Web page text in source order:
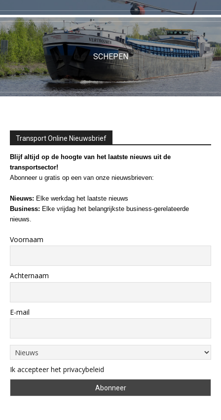
SCHEPEN
Transport Online Nieuwsbrief
Blijf altijd op de hoogte van het laatste nieuws uit de
transportsector!
Abonneer u gratis op een van onze nieuwsbrieven:
Nieuws: Elke werkdag het laatste nieuws
Business: Elke vrijdag het belangrijkste business-gerelateerde
nieuws.
Voornaam
Achternaam
E-mail
Ik accepteer het privacybeleid